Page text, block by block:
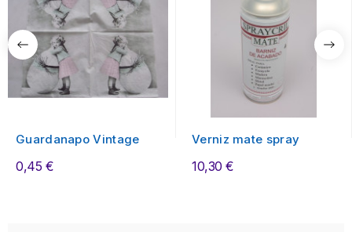
Guardanapo Vintage
0,45 €
Verniz mate spray
10,30 €